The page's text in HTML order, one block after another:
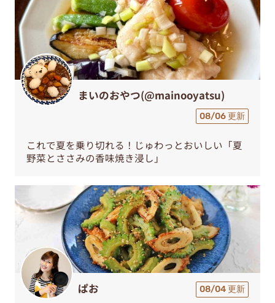
まいのおやつ(@mainooyatsu)
08/06 更新
これで夏を乗り切れる！じゅわっとおいしい「夏
野菜とささみの香味焼き浸し」
ぱお 08/04 更新